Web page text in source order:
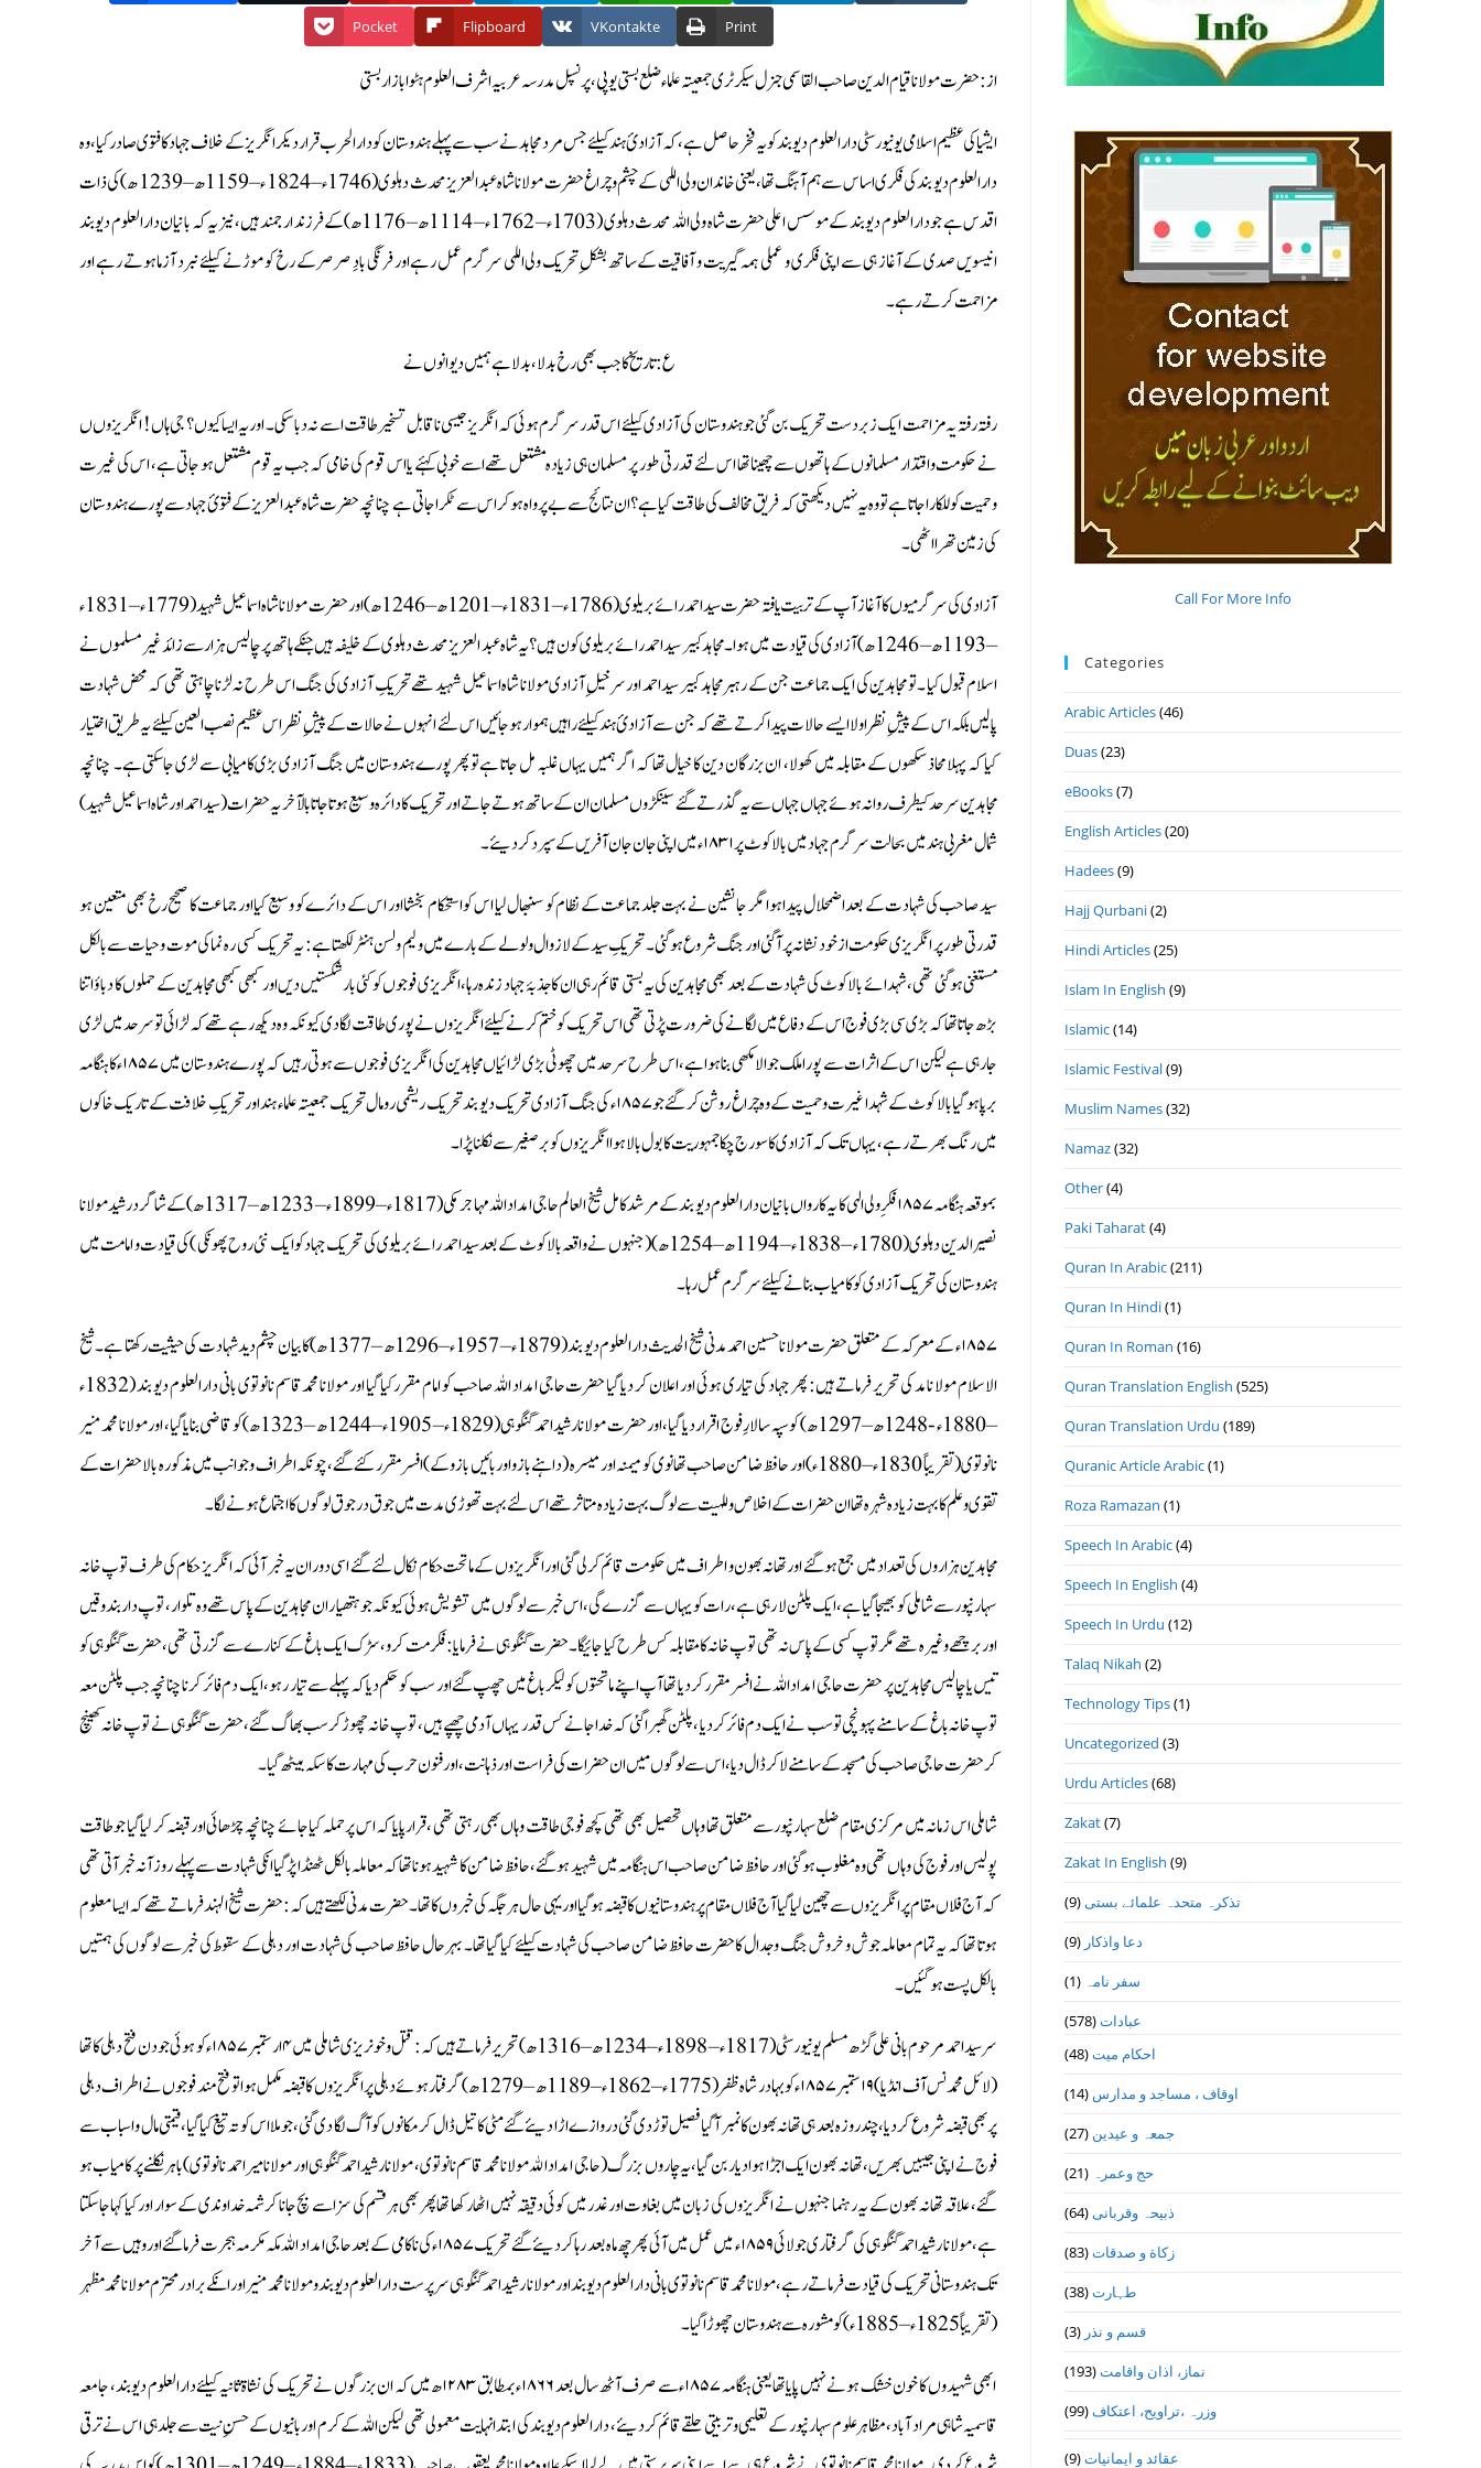
Pocket Flipboard VKontakte Print
از: حضرت مولانا قیام الدین صاحب القاسمی جنرل سیکرٹری جمعیتہ علماء ضلع بستی یوپی ، پرنسپل مدرسہ عربیہ اشرف العلوم ہٹوابازار بستی
ایشیا کی عظیم اسلامی یونیورسٹی دار العلوم دیو بند کو یہ فخر حاصل ہے، کہ آزادئ ہند کیلئے جس مرد مجاہد نے سب سے پہلے ہندوستان کو دار الحرب قرار دیکر انگریز کے خلاف جہاد کا فتوی صادر کیا، وہ
دار العلوم دیو بند کى فکرى اساس سے ہم آہنگ تھا، یعنی خاندان ولی اللہی كے چشم وچراغ حضرت مولانا شاہ عبدالعزیز محدث دہلوی (1746ء – 1824ء – 1159ھ – 1239ھ) کی ذات
اقدس ہے جو دارالعلوم دیو بند کے موسس اعلی حضرت شاہ ولی اللہ محدث دہلوى (1703ء – 1762ء – 1114ھ – 1176ھ) کے فرزند ارجمند ہیں، نیز یہ کہ بانیان دارالعلوم دیو بند
انیسویں صدی کے آغاز ہی سے اپنی فکری و عملی ہمہ گیریت و آفاقیت کے ساتھ بشکل ِتحریک ولی اللہی سرگرم عمل رہے اور فرنگی بادِ صرصر کے رخ کو موڑ نے کیلئے نبرد آزما ہوتے رہے اور
مزاحمت کرتے رہے۔
ع: تاريخ كا جب بھى رخ بدلا، بدلا ہے ہميں ديوانوں نے
رفتہ رفتہ يہ مزاحمت ایک زبردست تحریک بن گئی جو ہندوستان کی آزادی کیلئے اس قدر سر گرم ہوئی کہ انگریز جیسی نا قابل تسخیر طاقت اسے نہ دبا سکی۔ اور یہ ایسا کیوں؟ جی ہاں ! انگریزوں ں
نے حکومت واقتدار مسلمانوں کے ہاتھوں سے چھینا تھا اس لئے قدرتی طور پر مسلمان ہی زیادہ مشتعل تھے اسے خوبی کہئے یا اس قوم کی خامی کہ جب یہ قوم مشتعل ہو جاتی ہے، اس کی غیرت
وحمیت کوللکارا جاتا ہے تو وہ یہ نہيں دیکھتی کہ فریق مخالف کی طاقت کیا ہے؟ ان نتائج سے بے پرواہ ہو کر اس سے ٹکرا جاتی ہے چنانچہ حضرت شاہ عبدالعزیز کے فتوئ جہاد سے پورے ہندوستان
کی زمین تھرا اٹھی ۔
آزادی کی سرگرمیوں کا آغاز آپ کے تربیت یافتہ حضرت سید احمد رائے بریلوی (1786ء – 1831ء – 1201ھ – 1246ھ) اور حضرت مولانا شاہ اسماعیل شہید (1779ء – 1831ء
– 1193ھ – 1246ھ) آزادی کی قیادت میں ہوا۔ مجاہد کبیر سید احمد رائے بریلوی کون ہیں؟ یہ شاه عبد العزیز محدث دہلوی کے خلیفہ ہیں جنکے ہاتھ پر چالیس ہزار سے زائد غیر مسلموں نے
اسلام قبول کیا ۔ تو مجاہدین کی ايك جماعت جن کے رہبر مجاہد کبیر سید احمد اور سرخیل ِآزادی مولانا شاہ اسماعیل شہید تھے تحریکِ آزادی کی جنگ اس طرح نہ لڑنا چاہتی تھی کہ محض شہادت
پالیں بلکہ اس کے پیشِ نظر اولا ایسے حالات پیدا کرتے تھے کہ جن سے آزادئ ہند کیلئے راہیں ہموار ہو جائیں اس لئے انہوں نے حالات کے پیشِ نظر اس عظیم نصب العین کیلئے یہ طریق اختیار
کیا کہ پہلا محاذ سکھوں کے مقابلہ میں کھولا، ان بزرگان دین کا خیال تھا کہ اگر ہمیں یہاں غلبہ مل جاتا ہے تو پھر پورے ہندوستان میں جنگ آزادی بڑی کامیابی سے لڑی جاسکتی ہے۔ چنانچہ
مجاہدین سرحد کیطرف روانہ ہوئے جہاں جہاں سے یہ گذرتے گئے سینکڑوں مسلمان ان کے ساتھ ہوتے جاتے اور تحریک کا دائرہ وسیع ہوتا جا تا بالآخر یہ حضرات (سید احمد اور شاہ اسماعیل شہید )
شمال مغربی ہند میں بحالت سرگرم جہاد میں بالاکوٹ پر ۱۸۳۱ء میں اپنی جان جان آفریں کے سپرد کر دیئے۔
سید صاحب کی شہادت کے بعد اضمحلال پیدا ہوا مگر جانشین نے بہت جلد جماعت کے نظام کو سنبھال لیا اس کو استحکام بخشا اور اس کے دائرے کو وسیع کیا اور جماعت کا صحیح رخ بھی متعین ہو
قدرتی طور پر انگریزی حکومت از خود نشانہ پر آگئی اور جنگ شروع ہو گئی۔ تحریکِ سید کے لازوال ولولے کے بارے میں ولیم ولسن ہنٹر لکھتا ہے: یہ تحریک کسی رہ نما کی موت وحیات سے بالکل
مستغنی ہوگئی تھی ، شہدائے بالا کوٹ کی شہادت کے بعد بھی مجاہدین كى یہ بستی قائم رہی ان کا جذبۂ جہاد زندہ رہا، انگریزی فوجوں کوکئی بار شکستیں دیں اور کبھی کبھی مجاہدین کے حملوں کا دباؤ اتنا
بڑھ جاتا تھا کہ بڑی سی بڑی فوج اس کے دفاع میں لگانے کی ضرورت پڑتی تھی اس تحریک کو ختم کرنے کیلئے انگریزوں نے پوری طاقت لگادی کیونکہ وہ دیکھ رہے تھے کہ لڑائی تو سرحد میں لڑی
جارہی ہے لیکن اس کے اثرات سے پورا ملک جوالا مکھی بنا ہوا ہے، اس طرح سرحد میں چھوٹی بڑی لڑائیاں مجاہدین کی انگریزی فوجوں سے ہوتی رہیں کہ پورے ہندوستان میں ۱۸۵۷ء کا ہنگامہ
برپا ہو گیا بالا كوٹ كے شہدا غيرت وحميت كے وہ چراغ روشن كر گئے جو ۱۸۵۷ء کی جنگ آزادی تحریک دیو بند تحریک ریشمی رومال تحریک جمعیتہ علماء ہند اور تحریکِ خلافت کے تاریک خاکوں
میں رنگ بھرتے رہے، یہاں تک کہ آزادی کا سورج چکا جمہوریت کا بول بالا ہوا انگریزوں کو برصغیر سے نکلنا پڑا۔
بموقعہ ہنگامہ ۱۸۵۷ فکر ِولی الہی کا یہ کارواں بانیان دارالعلوم دیو بند کے مرشد کامل شیخ العالم حاجی امداد اللہ مہاجر مكى (1817ء – 1899ء – 1233ھ – 1317ھ) کے شاگر د رشید مولانا
نصیر الدین دہلوی (1780 ء – 1838ء – 1194ھ – 1254ھ) (جنہوں نے واقعہ بالاکوٹ کے بعد سید احمد رائے بریلوی کی تحریک جہاد کو ایک نئی روح پھونکی ) کی قیادت و امامت میں
ہندوستان کی تحریک آزادی کو کامیاب بنانے کیلئے سرگرم عمل رہا۔
۱۸۵۷ء کے معرکہ کے متعلق حضرت مولا ناحسین احمد مدنی شیخ الحدیث دارالعلوم دیو بند (1879ء – 1957ء – 1296ھ – 1377ھ) کا بیان چشم دید شہادت کی حیثیت رکھتا ہے۔ شیخ
الاسلام مولا نامد کی تحریر فرماتے ہیں: پھر جہاد کی تیاری ہوئی اور اعلان کر دیا گیا حضرت حاجی امداد اللہ صاحب کو امام مقر رکیا گیا اور مولانا محمد قاسم نانوتوی بانی دارالعلوم دیو بند (1832ء
– 1880ء -1248ھ – 1297ھ) کو سپہ سالا رِ فوج ا قرار دیا گیا، اور حضرت مولانا رشید احمد گنگوہی (1829ء – 1905ء – 1244ھ – 1323ھ) کو قاضی بنایا گیا، اور مولانا محمد منیر
نانوتوی (تقریباً 1830ء – 1880ء) اور حافظ ضامن صاحب تھانوی کو میمنہ اور میسرہ ( داہنے بازو اور بائیں بازو کے) افسر مقرر کئے گئے ، چونکہ اطراف و جوانب میں مذکورہ بالا حضرات کے
تقوی و علم کا بہت زیادہ شہرہ تھا ان حضرات کے اخلاص وللہیت سے لوگ بہت زیادہ متاثر تھے اس لئے بہت تھوڑی مدت میں جوق در جوق لوگوں کا اجتماع ہونے لگا۔
مجاہدین ہزاروں کی تعداد میں جمع ہو گئے اور تھانہ بھون و اطراف میں حکومت قائم کر لی گئی اور انگریزوں کے ماتحت حکام نکال لئے گئے اسی دوران یہ خبر آئی کہ انگریز حکام کی طرف توپ خانہ
سہارنپور سے شاملى کو بھیجا گیا ہے ، ایک پلٹن لا رہی ہے ، رات کو یہاں سے گزرے گی ، اس خبر سے لوگوں میں تشویش ہوئی کیونکہ جو ہتھیار ان مجاہدین کے پاس تھے وہ تلوار ، تو پ دار بندوقیں
اور بر چھے وغیرہ تھے مگر توپ کسی کے پاس نہ تھی توپ خانہ کا مقابلہ کس طرح کیا جائیگا۔ حضرت گنگوہی نے فرمایا: فکر مت کرو، سڑک ایک باغ کے کنارے سے گزرتی تھی ،حضرت گنگوہی کو
تيس یا چالیس مجاہدین پر حضرت حاجی امداداللہ نے افسر مقرر کر دیا تھا آپ اپنے ماتحتوں کو لیکر باغ میں چھپ گئے اور سب کو حکم دیا کہ پہلے سے تیار رہو، ایک دم فائر کرنا چنانچہ جب پلٹن معہ
توپ خانہ باغ کے سامنے پہونچی تو سب نے ایک دم فائر کر دیا ، پلٹن گھبرا گئی کہ خدا جانے کس قدر یہاں آدمی چھپے ہيں، توپ خانہ چھوڑ كر سب بھاگ گئے، حضرت گنگوہى نے توپ خانہ کھینچ
کر حضرت حاجی صاحب کی مسجد کے سامنے لا کر ڈال دیا، اس سے لوگوں ميں ان حضرات كى فراست اور ذہانت ، اور فنون حرب كى مہارت كا سكہ بيٹھ گيا۔
شاملى اس زمانہ میں مرکزی مقام ضلع سہارنپور سے متعلق تھا وہاں تحصیل بھی تھی کچھ فوجی طاقت وہاں بھی رہتی تھی ، قرار پایا کہ اس پر حملہ کیا جائے چنانچہ چڑھائی اور قبضہ کر لیا گیا جو طاقت
پولیس اور فوج کی وہاں تھی وہ مغلوب ہوگئی اور حافظ ضامن صاحب اس ہنگامہ میں شہید ہو گئے ، حافظ ضامن کا شہید ہونا تھا کہ معاملہ بالکل ٹھنڈا پڑ گیا انکی شہادت سے پہلے روزآنہ خبر آتی تھی
کہ آج فلاں مقام پر انگریزوں سے چھین لیا گیا آج فلاں مقام پرہندوستانیوں کا قبضہ ہو گیا اور یہی حال ہر جگہ کی خبروں کا تھا۔ حضرت مدنی لکھتے ہیں کہ: حضرت شیخ الہند فرماتے تھے کہ ایسا معلوم
ہوتا تھا کہ یہ تمام معاملہ جوش و خروش جنگ و جدال کا حضرت حافظ ضامن صاحب کی شہادت کیلئے کیا گیا تھا۔ بہر حال حافظ صاحب کی شہادت اور دہلی کے سقوط کی خبر سے لوگوں کی ہمتیں
بالکل پست ہو گئیں ۔
سرسید احمد مرحوم بانی علی گڑھ مسلم یونیورسٹی (1817ء – 1898ء – 1234ھ – 1316ھ) تحریر فرماتے ہیں کہ: قتل و خونریزی شاملی میں ۴ ار ستمبر ۱۸۵۷ء کو ہوئی جو دن فتح دہلی کا تھا
(لائل محمد نس آف انڈیا ) ۱۹ ستمبر ۱۸۵۷ء کو بہادر شاہ ظفر (1775ء – 1862ء – 1189ھ – 1279ھ) گرفتار ہوئے دہلی پر انگریزوں کا قبضہ مکمل ہوا تو فتح مند فوجوں نے اطراف دہلی
پر بھی قبضہ شروع کر دیا ، چند روزہ بعد ہی تھا نہ بھون کا نمبر آگیا فصیل توڑ دی گئی دروازے اڑا دیئے گئے مٹی کا تیل ڈال كر مكانوں كو آگ لگا دى گئی، جو ملا اس کو تہ تیغ کیا گیا، قیمتی مال وا سباب سے
فوج نے اپنی جیبیں بھریں، تھانہ بھون ایک اجڑا ہوا د یار بن گیا، یہ چاروں بزرگ ( حاجی امداد الله مولانا محمد قاسم نانوتوی ، مولانا رشیداحمد گنگوہی اور مولانا میر احمد نانوتوی) باہر نکلنے پر کامیاب ہو
گئے ، علاقہ تھانہ بھون کے یہ رہنما جنہوں نے انگریزوں کی زبان میں بغاوت اور غدر میں کوئی دقیقہ نہیں اٹھا رکھا تھا پھر بھی ہر قسم کی سزا سے بچ جانا کرشمہ خداوندی کے سوار اور کیا کہا جاسکتا
ہے، مولانا رشید احمد گنگوہی کی گرفتاری جولائی ۱۸۵۹ ء میں عمل میں آئی پھر چھ ماہ بعد رہا کر دیئے گئے تحریک ۱۸۵۷ء کی ناکامی کے بعد حاجی امداد اللہ مکہ مکرمہ ہجرت فرما گئے اور وہیں سے آخر
تک ہندوستانی تحریک کی قیادت فرماتے رہے، مولانا محمد قاسم نانوتوی بانی دارالعلوم دیو بند اور مولانا رشید احمد گنگوہی سر پرست دار العلوم دیو بند و مولانامحمد منیر اور انکے برادر محترم مولانا محمد مظہر
(تقریباً 1825ء – 1885ء) کو مشورہ سے ہندوستان چھوڑا گيا۔
ابھى شہيدوں كا خون خشک ہونے نہیں پایا تھا یعنی ہنگامہ ۱۸۵۷ء سے صرف آٹھ سال بعد ۱۸۶۶ء بمطابق ۱۲۸۳ھ میں کہ ان بزرگوں نے تحريك كى نشاة ثانیہ کیلئے دارالعلوم دیو بند، جامعہ
قاسمیہ شاہی مراد آباد، مظاہر علوم سہارنپور کے تعلیمی و تربیتی حلقے قائم کر دیئے، دارالعلوم دیو بند کی ابتدا نہایت معمولی تھی لیکن اللہ کے کرم اور بانیوں کے حسنِ نیت سے جلد ہی اس نے ترقی
Call For More Info
Categories
Arabic Articles(46)
Duas(23)
eBooks(7)
English Articles(20)
Hadees(9)
Hajj Qurbani(2)
Hindi Articles(25)
Islam In English (9)
Islamic(14)
Islamic Festival(9)
Muslim Names(32)
Namaz(32)
Other(4)
Paki Taharat(4)
Quran In Arabic(211)
Quran In Hindi(1)
Quran In Roman (16)
Quran Translation English (525)
Quran Translation Urdu (189)
Quranic Article Arabic(1)
Roza Ramazan (1)
Speech In Arabic(4)
Speech In English (4)
Speech In Urdu (12)
Talaq Nikah (2)
Technology Tips(1)
Uncategorized (3)
Urdu Articles(68)
Zakat(7)
Zakat In English (9)
تذكرہ متحدہ علمائے بستى(9)
دعا واذكار (9)
سفر نامہ (1)
عبادات(578)
احکام میت(48)
اوقاف ، مساجد و مدارس (14)
جمعہ و عیدین (27)
حج وعمرہ (21)
ذبیحہ وقربانی(64)
زکاة و صدقات(83)
طہارت(38)
قسم و نذر (3)
نماز، اذان واقامت(193)
وزرہ ،تراويح، اعتكاف(99)
عقائد و ایمانیات(9)